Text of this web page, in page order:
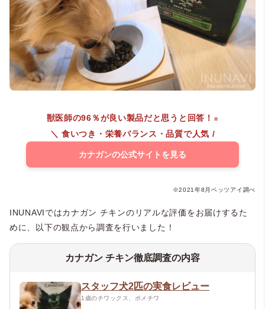
獣医師の96％が良い製品だと思うと回答！ ※
＼ 食いつき・栄養バランス・品質で人気 /
カナガンの公式サイトを見る
※2021年8月ベッツアイ調べ
INUNAVIではカナガン チキンのリアルな評価をお届けするた
めに、以下の観点から調査を行いました！
カナガン チキン徹底調査の内容
スタッフ犬2匹の実食レビュー
1歳のチワックス、ポメチワ